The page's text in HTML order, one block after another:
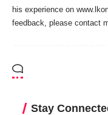
his experience on
feedback, please contact
Stay